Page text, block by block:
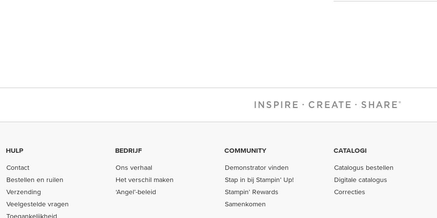
HULP
Contact
Bestellen en ruilen
Verzending
Veelgestelde vragen
Toegankelijkheid
BEDRIJF
Ons verhaal
Het verschil maken
‘Angel’-beleid
COMMUNITY
Demonstrator vinden
Stap in bij Stampin’ Up!
Stampin' Rewards
Samenkomen
CATALOGI
Catalogus bestellen
Digitale catalogus
Correcties